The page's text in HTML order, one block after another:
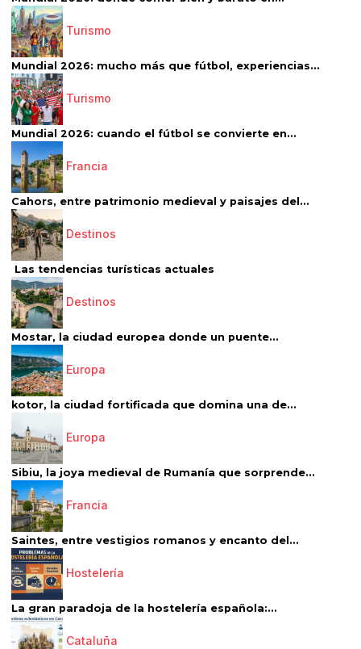
Turismo
Mundial 2026: mucho más que fútbol, experiencias...
Turismo
Mundial 2026: cuando el fútbol se convierte en...
Francia
Cahors, entre patrimonio medieval y paisajes del...
Destinos
Las tendencias turísticas actuales
Destinos
Mostar, la ciudad europea donde un puente...
Europa
kotor, la ciudad fortificada que domina una de...
Europa
Sibiu, la joya medieval de Rumanía que sorprende...
Francia
Saintes, entre vestigios romanos y encanto del...
Hostelería
La gran paradoja de la hostelería española:...
Cataluña